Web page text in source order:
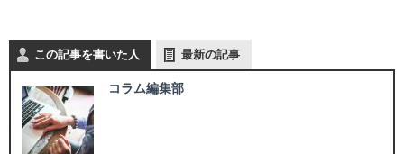
この記事を書いた人 最新の記事
コラム編集部